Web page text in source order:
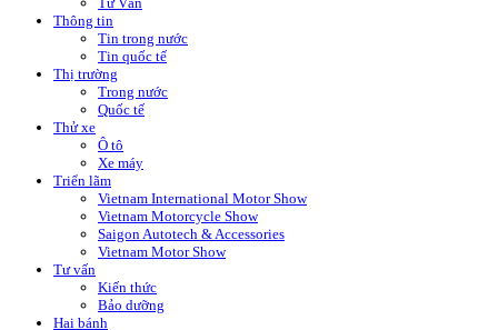
Thông tin
Tin trong nước
Tin quốc tế
Thị trường
Trong nước
Quốc tế
Thử xe
Ô tô
Xe máy
Triển lãm
Vietnam International Motor Show
Vietnam Motorcycle Show
Saigon Autotech & Accessories
Vietnam Motor Show
Tư vấn
Kiến thức
Bảo dưỡng
Hai bánh